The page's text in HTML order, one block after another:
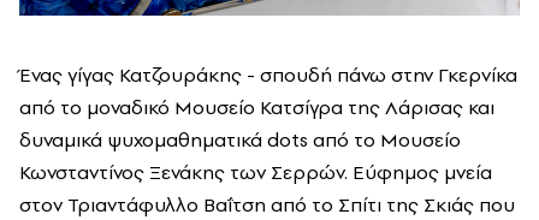
Ένας γίγας Κατζουράκης - σπουδή πάνω στην Γκερνίκα
από το μοναδικό Μουσείο Κατσίγρα της Λάρισας και
δυναμικά ψυχομαθηματικά dots από το Μουσείο
Κωνσταντίνος Ξενάκης των Σερρών. Εύφημος μνεία
στον Τριαντάφυλλο Βαΐτση από το Σπίτι της Σκιάς που